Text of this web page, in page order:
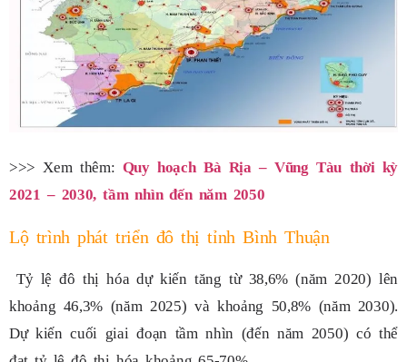
>>> Xem thêm: Quy hoạch Bà Rịa – Vũng Tàu thời kỳ
2021 – 2030, tầm nhìn đến năm 2050
Lộ trình phát triển đô thị tỉnh Bình Thuận
Tỷ lệ đô thị hóa dự kiến tăng từ 38,6% (năm 2020) lên
khoảng 46,3% (năm 2025) và khoảng 50,8% (năm 2030).
Dự kiến cuối giai đoạn tầm nhìn (đến năm 2050) có thể